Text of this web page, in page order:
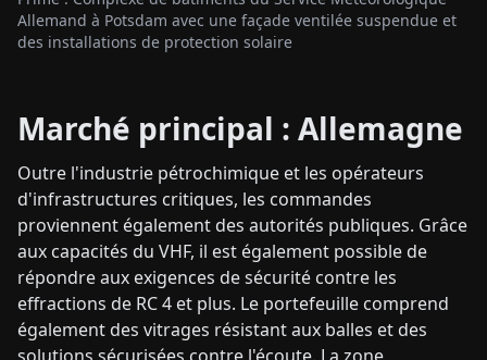
Allemand à Potsdam avec une façade ventilée suspendue et
des installations de protection solaire
Marché principal : Allemagne
Outre l'industrie pétrochimique et les opérateurs
d'infrastructures critiques, les commandes
proviennent également des autorités publiques. Grâce
aux capacités du VHF, il est également possible de
répondre aux exigences de sécurité contre les
effractions de RC 4 et plus. Le portefeuille comprend
également des vitrages résistant aux balles et des